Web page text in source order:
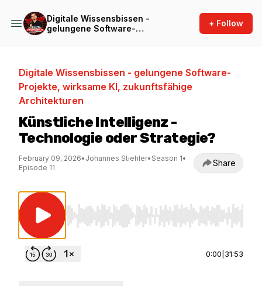
Digitale Wissensbissen -
gelungene Software-
+ Follow
Digitale Wissensbissen - gelungene Software-
Projekte, wirksame KI, zukunftsfähige
Architekturen
Künstliche Intelligenz -
Technologie oder Strategie?
February 09, 2026• Johannes Stiehler• Season 1•
Episode 11
Share
Use Left/Right to seek, Home/End to jump
0:00 31:53